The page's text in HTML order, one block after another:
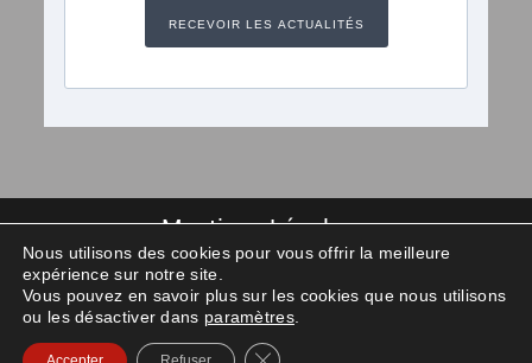
RECEVOIR LES ACTUALITÉS
Mentions Légales
Politique de confidentialité
Océpages 2025
L’abus d’alcool est dangereux pour la santé, à consommer avec modération.
Nous utilisons des cookies pour vous offrir la meilleure
expérience sur notre site.
Vous pouvez en savoir plus sur les cookies que nous utilisons
ou les désactiver dans paramètres.
Fermer la bannière des cookies